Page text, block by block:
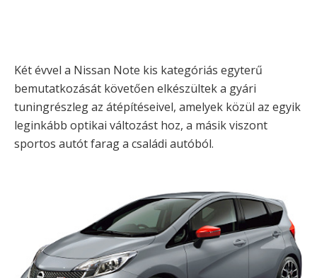
Két évvel a Nissan Note kis kategóriás egyterű
bemutatkozását követően elkészültek a gyári
tuningrészleg az átépítéseivel, amelyek közül az egyik
leginkább optikai változást hoz, a másik viszont
sportos autót farag a családi autóból.